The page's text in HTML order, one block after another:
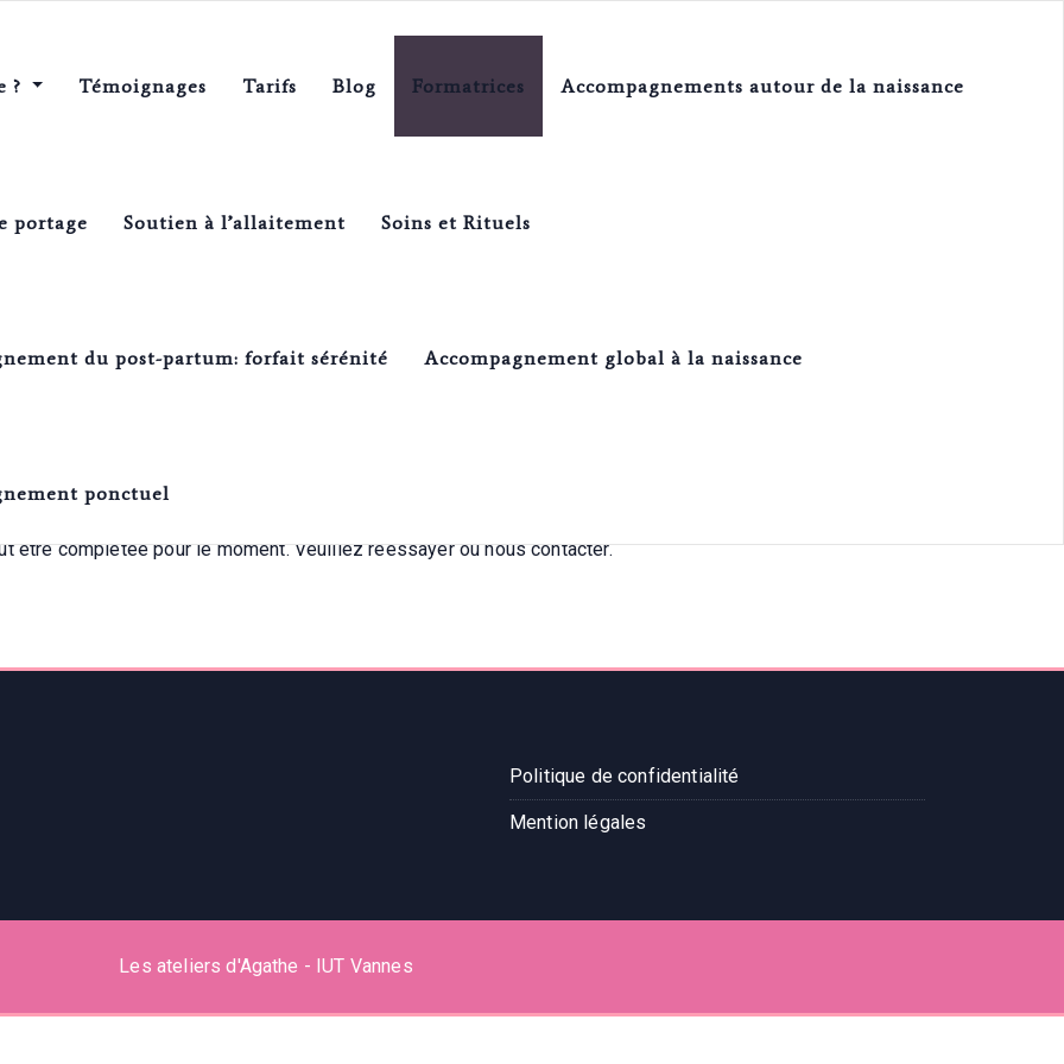
? Témoignages Tarifs Blog Formatrices Accompagnements autour de la naissance
portage Soutien à l’allaitement Soins et Rituels
du post-partum: forfait sérénité Accompagnement global à la naissance
ponctuel
la transaction
être complétée pour le moment. Veuillez réessayer ou nous contacter.
Politique de confidentialité
Mention légales
Les ateliers d'Agathe - IUT Vannes